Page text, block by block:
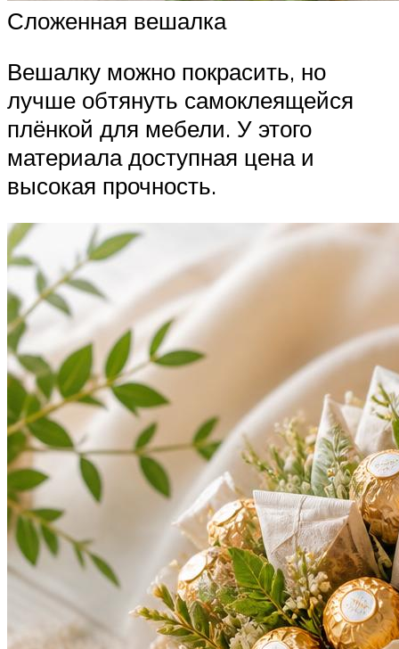
Сложенная вешалка
Вешалку можно покрасить, но
лучше обтянуть самоклеящейся
плёнкой для мебели. У этого
материала доступная цена и
высокая прочность.